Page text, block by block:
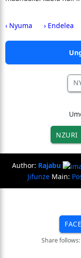
‹ Nyuma › Endelea
NZURI
Author: Rajabu
Jifunze Main:
Share follows: